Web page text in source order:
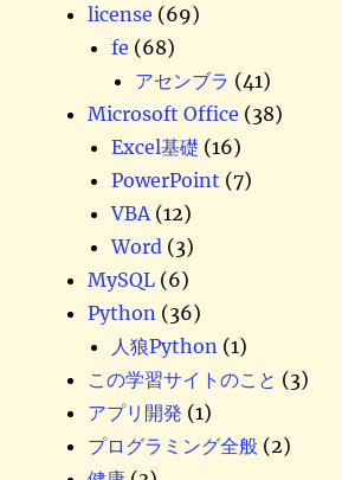
license (69)
fe (68)
アセンブラ (41)
Microsoft Office (38)
Excel基礎 (16)
PowerPoint (7)
VBA (12)
Word (3)
MySQL (6)
Python (36)
人狼Python (1)
この学習サイトのこと (3)
アプリ開発 (1)
プログラミング全般 (2)